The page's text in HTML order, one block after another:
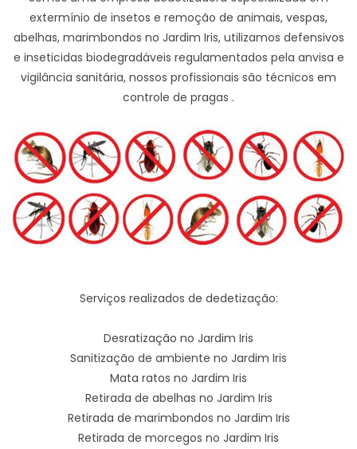
extermínio de insetos e remoção de animais, vespas,
abelhas, marimbondos no Jardim Iris, utilizamos defensivos
e inseticidas biodegradáveis regulamentados pela anvisa e
vigilância sanitária, nossos profissionais são técnicos em
controle de pragas .
Serviços realizados de dedetização:
Desratização no Jardim Iris
Sanitização de ambiente no Jardim Iris
Mata ratos no Jardim Iris
Retirada de abelhas no Jardim Iris
Retirada de marimbondos no Jardim Iris
Retirada de morcegos no Jardim Iris